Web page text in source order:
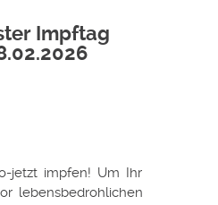
Impftag
jetzt impfen! Um Ihr
lebensbedrohlichen